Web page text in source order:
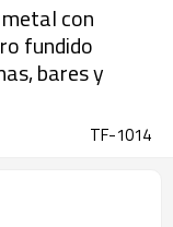
con
fundido
bares y
TF-1014